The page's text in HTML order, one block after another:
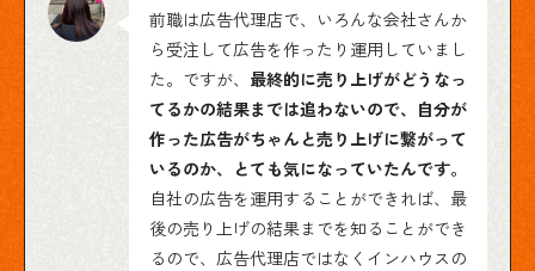
前職は広告代理店で、いろんな会社さんか
ら受注して広告を作ったり運用していまし
た。ですが、 最終的に売り上げがどうなっ
てるかの結果までは追わないので、自分が
作った広告がちゃんと売り上げに繋がって
いるのか、とても気になっていたんです。
自社の広告を運用することができれば、最
後の売り上げの結果までを知ることができ
るので、広告代理店ではなくインハウスの